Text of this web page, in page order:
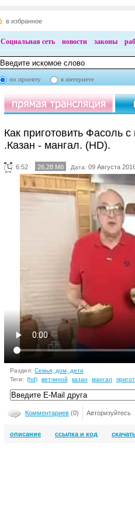
в избранное
Социальная сеть новости законы
по проекту в интернете
Как приготовить Фасоль
.Казан - мангал. (HD).
6:52 26,28 Мб Дата: 09 Августа
Раздел: Семья, дом, дети
Теги: (hd) ветчиной казан мангал
Комментариев (0) Авторизуйтесь
описание ссылка и код